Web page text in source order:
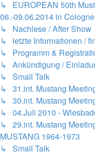
↳ EUROPEAN 50th
06.-09.06.2014 in Cologne
↳ Nachlese / After Show
↳ letzte Informationen /
↳ Programm &
↳ Ankündigung /
↳ Small Talk
↳ 31.int. Mustang
↳ 30.int. Mustang
↳ 04.Juli 2010 -
↳ 29.int. Mustang
MUSTANG 1964-1973
↳ Small Talk